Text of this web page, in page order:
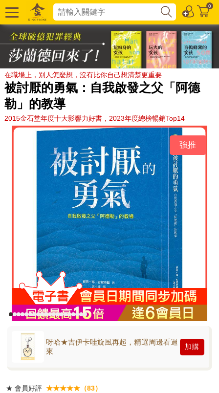
0
在職場上，別人怎麼想，沒有比你自己想清楚更重要
被討厭的勇氣：自我啟發之父「阿德
勒」的教導
2015金石堂年度十大影響力好書，2023年度總榜暢銷Top14
強推
呀哈★吉伊卡哇旋風再起，精選周邊看過
來
加購
★ 會員好評 ★★★★★（83）